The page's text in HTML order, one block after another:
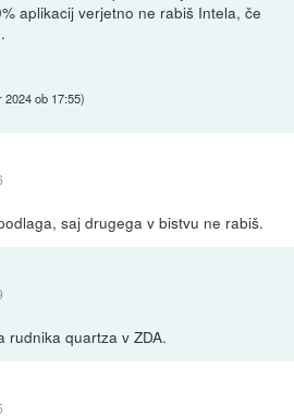
aplikacij verjetno ne rabiš Intela, če
2024 ob 17:55)
saj drugega v bistvu ne rabiš.
rudnika quartza v ZDA.